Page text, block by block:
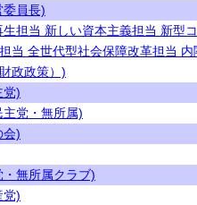
委員長)
担当 新しい資本主義担当 新型
当 全世代型社会保障改革担当 内
政政策）)
党)
党・無所属)
会)
無所属クラブ)
党)